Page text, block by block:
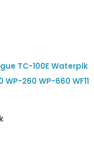
TC-100E Waterpik
260 WP-660 WF11